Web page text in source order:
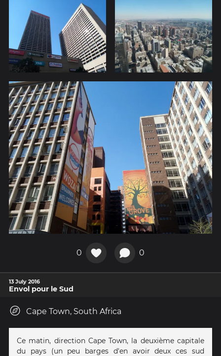
0 0
13 July 2016
Envol pour le Sud
Cape Town, South Africa
Ce matin, direction Cape Town, la deuxième capitale
du pays (un peu barges d'en avoir deux ces sud